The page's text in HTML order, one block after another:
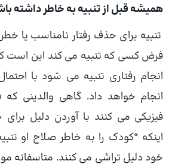
همیشه قبل از تنبیه به خاطر داشته
تنبیه برای حذف رفتار نامناسب یا
فرض کسی که تنبیه می کند این است
انجام رفتاری تنبیه می شود با
انجام خواهد داد. گاهی والدینی که
فیزیکی می کنند با آوردن دلیل
اینکه “کودک را به خاطر صلاح او
خود دلیل تراشی می کنند. متاسفانه